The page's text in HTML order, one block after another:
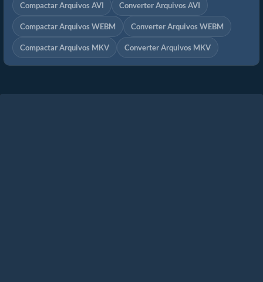
Compactar Arquivos AVI Converter Arquivos AVI
Compactar Arquivos WEBM Converter Arquivos WEBM
Compactar Arquivos MKV Converter Arquivos MKV